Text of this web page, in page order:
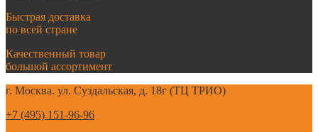
Быстрая доставка
по всей стране
Качественный товар
большой ассортимент
г. Москва. ул. Суздальская, д. 18г (ТЦ ТРИО)
+7 (495) 151-96-96